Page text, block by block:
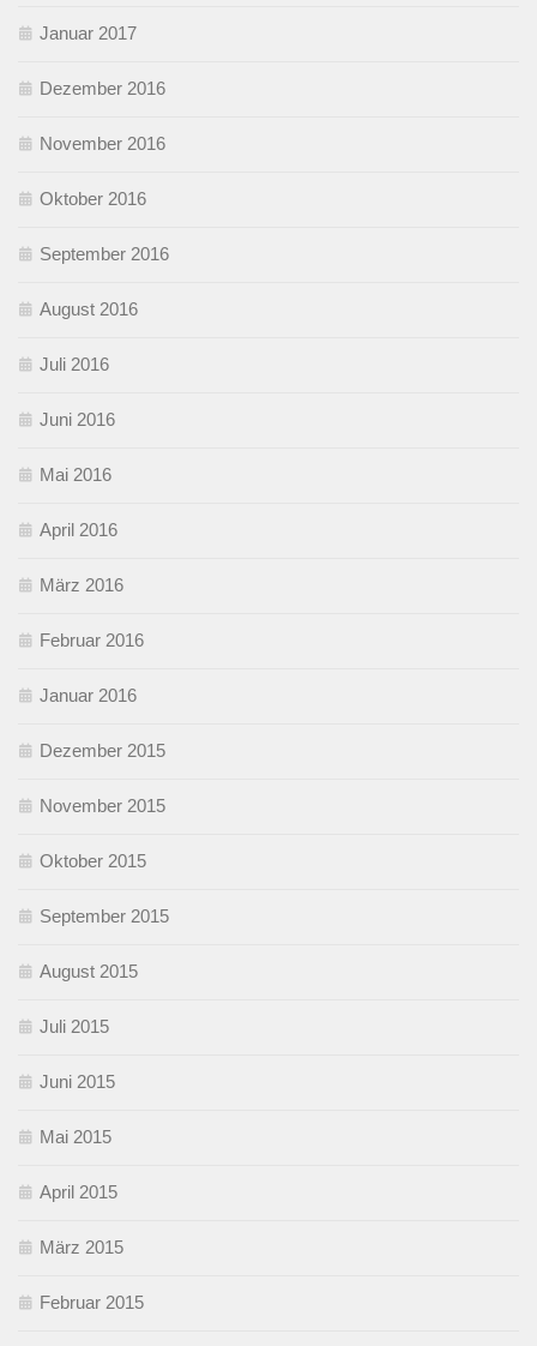
Januar 2017
Dezember 2016
November 2016
Oktober 2016
September 2016
August 2016
Juli 2016
Juni 2016
Mai 2016
April 2016
März 2016
Februar 2016
Januar 2016
Dezember 2015
November 2015
Oktober 2015
September 2015
August 2015
Juli 2015
Juni 2015
Mai 2015
April 2015
März 2015
Februar 2015